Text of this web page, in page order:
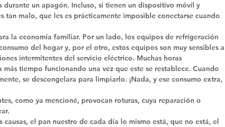
un apagón. Incluso, si tienen un dispositivo móvil y
tan malo, que les es prácticamente imposible conectarse cuando
la economía familiar. Por un lado, los equipos de refrigeración
del hogar y, por el otro, estos equipos son muy sensibles a
intermitentes del servicio eléctrico. Muchas horas
tiempo funcionando una vez que este se restablece. Cuando
se descongelara para limpiarlo. ¡Nada, y ese consumo extra,
como ya mencioné, provocan roturas, cuya reparación o
el pan nuestro de cada día lo mismo está, que no está, el